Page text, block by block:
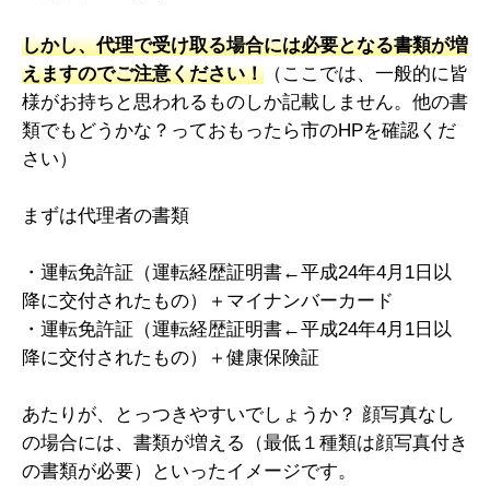
しかし、代理で受け取る場合には必要となる書類が増
えますのでご注意ください！ （ここでは、一般的に皆
様がお持ちと思われるものしか記載しません。他の書
類でもどうかな？っておもったら市のHPを確認くだ
さい）
まずは代理者の書類
・運転免許証（運転経歴証明書←平成24年4月1日以
降に交付されたもの）＋マイナンバーカード
・運転免許証（運転経歴証明書←平成24年4月1日以
降に交付されたもの）＋健康保険証
あたりが、とっつきやすいでしょうか？ 顔写真なし
の場合には、書類が増える（最低１種類は顔写真付き
の書類が必要）といったイメージです。